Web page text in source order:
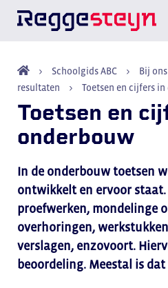
Schoolgids ABC Bij
resultaten
Toetsen en cijfers
Toetsen en
onderbouw
In de onderbouw toetsen
ontwikkelt en ervoor staat.
proefwerken, mondelinge
overhoringen,
verslagen, enzovoort.
beoordeling. Meestal is dat